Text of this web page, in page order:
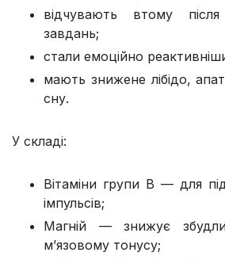
відчувають втому
завдань;
стали емоційно
мають знижене лібідо,
сну.
У складі:
Вітаміни групи B — для
імпульсів;
Магній — знижує
м’язовому тонусу;